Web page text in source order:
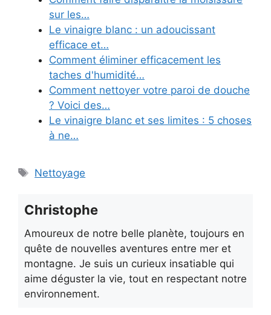
sur les…
Le vinaigre blanc : un adoucissant
efficace et…
Comment éliminer efficacement les
taches d'humidité…
Comment nettoyer votre paroi de douche
? Voici des…
Le vinaigre blanc et ses limites : 5 choses
à ne…
Étiquettes
Nettoyage
Christophe
Amoureux de notre belle planète, toujours en
quête de nouvelles aventures entre mer et
montagne. Je suis un curieux insatiable qui
aime déguster la vie, tout en respectant notre
environnement.